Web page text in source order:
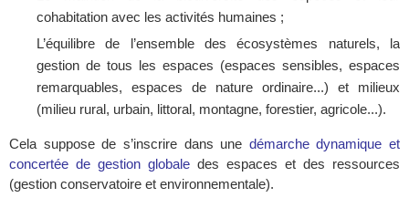
cohabitation avec les activités humaines ;
L’équilibre de l’ensemble des écosystèmes naturels, la
gestion de tous les espaces (espaces sensibles, espaces
remarquables, espaces de nature ordinaire...) et milieux
(milieu rural, urbain, littoral, montagne, forestier, agricole...).
Cela suppose de s’inscrire dans une démarche dynamique et
concertée de gestion globale des espaces et des ressources
(gestion conservatoire et environnementale).